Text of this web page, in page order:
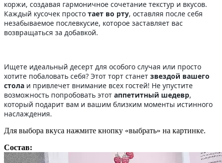
коржи, создавая гармоничное сочетание текстур и вкусов.
Каждый кусочек просто тает во рту, оставляя после себя
незабываемое послевкусие, которое заставляет вас
возвращаться за добавкой.
Ищете идеальный десерт для особого случая или просто
хотите побаловать себя? Этот торт станет звездой вашего
стола и привлечет внимание всех гостей! Не упустите
возможность попробовать этот аппетитный шедевр,
который подарит вам и вашим близким моменты истинного
наслаждения.
Для выбора вкуса нажмите кнопку «выбрать» на картинке.
Состав: